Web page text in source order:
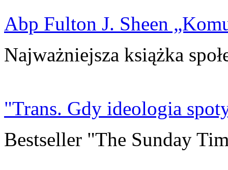
Abp Fulton J. Sheen
Najważniejsza książka
"Trans. Gdy ideologia
Bestseller "The Sunday